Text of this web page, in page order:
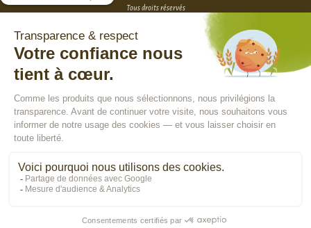
Tous droits réservés
ACCÈS VENDEURS
CONTACTEZ-NOUS
SE CONNECTER
Rejoindre la communauté :
vous assurer une utilisation optimale de notre site Internet, réaliser des
statistiques de visite, vous proposer des services, des offres et des